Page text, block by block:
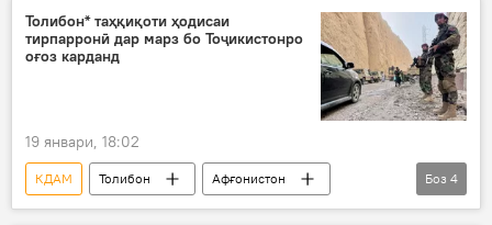
Дар Тоҷикистон
марз
Афғонистон
даргирӣ
ҳодиса
қочоқ
Толибон* таҳқиқоти ҳодисаи
тирпарронӣ дар марз бо Тоҷикистонро
оғоз карданд
19 январи, 18:02
КДАМ Толибон
Афғонистон
марз
Амният ва мудофиа
Кобул
Боз 4